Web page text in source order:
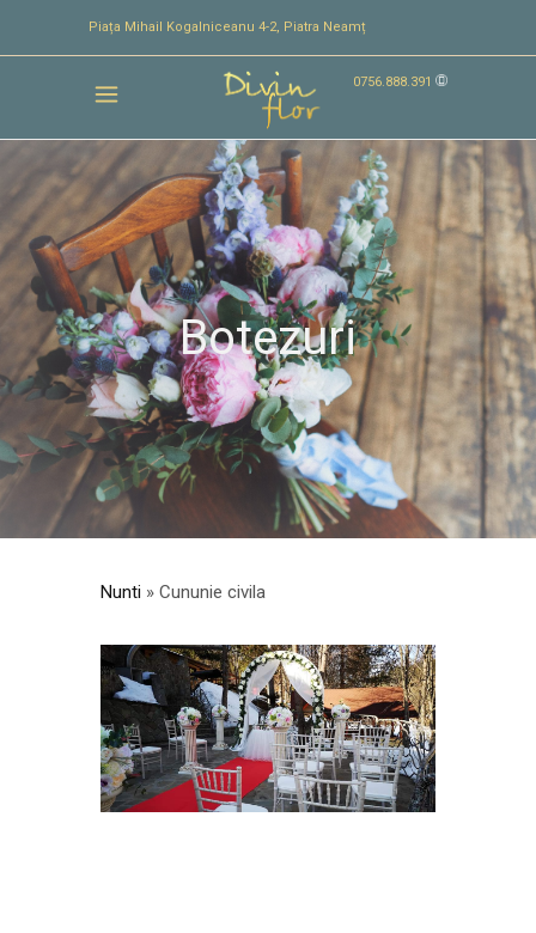
Piața Mihail Kogalniceanu 4-2, Piatra Neamț
0756.888.391
Botezuri
Nunti » Cununie civila